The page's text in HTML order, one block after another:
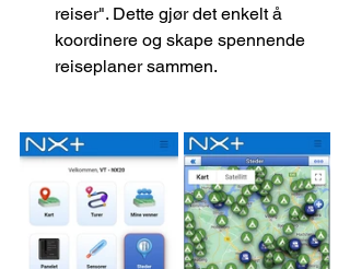
reiser". Dette gjør det enkelt å
koordinere og skape spennende
reiseplaner sammen.